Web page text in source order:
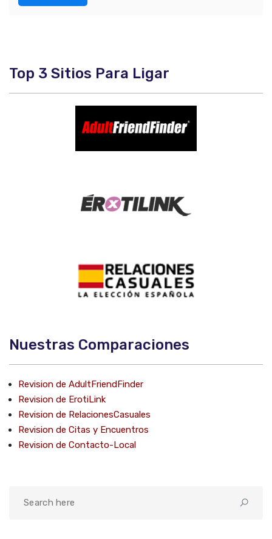
Top 3 Sitios Para Ligar
Nuestras Comparaciones
Revision de AdultFriendFinder
Revision de ErotiLink
Revision de RelacionesCasuales
Revision de Citas y Encuentros
Revision de Contacto-Local